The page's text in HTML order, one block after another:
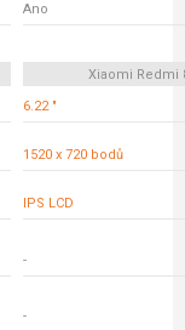
Ano
Xiaomi Redmi
6.22 "
1520 x 720 bodů
IPS LCD
-
-